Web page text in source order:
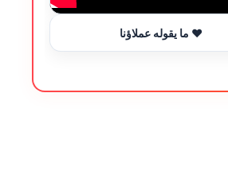
ما يقوله عملاؤنا ❤️